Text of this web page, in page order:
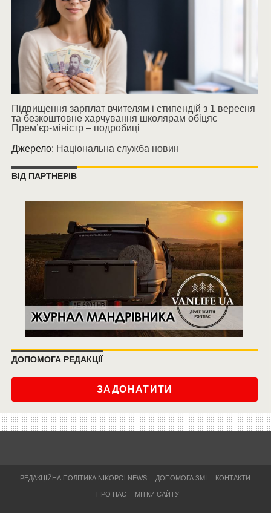
Підвищення зарплат вчителям і стипендій з 1 вересня
та безкоштовне харчування школярам обіцяє
Прем’єр-міністр – подробиці
Джерело: Національна служба новин
ВІД ПАРТНЕРІВ
ДОПОМОГА РЕДАКЦІЇ
ЗАДОНАТИТИ
РЕДАКЦІЙНА ПОЛІТИКА NIKOPOLNEWS ДОПОМОГА ЗМІ КОНТАКТИ
ПРО НАС МІТКИ САЙТУ